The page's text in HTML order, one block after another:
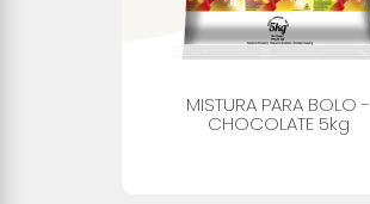
MISTURA PARA BOLO -
CHOCOLATE 5kg